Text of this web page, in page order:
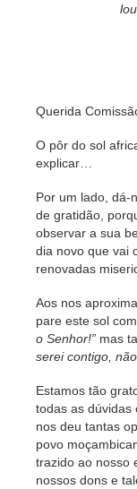
Querida
O pôr do sol
explicar…
Por um lado, dá-
de gratidão,
observar a sua
dia novo que vai
renovadas
Aos nos
pare este sol
o Senhor!” mas
serei contigo,
Estamos tão
todas as dúvidas
nos deu tantas
povo
trazido ao nosso
nossos dons e